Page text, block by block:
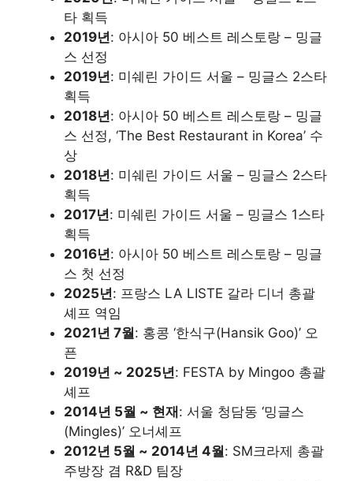
타 획득
2019년: 아시아 50 베스트 레스토랑 – 밍글
스 선정
2019년: 미쉐린 가이드 서울 – 밍글스 2스타
획득
2018년: 아시아 50 베스트 레스토랑 – 밍글
스 선정, ‘The Best Restaurant in Korea’ 수
상
2018년: 미쉐린 가이드 서울 – 밍글스 2스타
획득
2017년: 미쉐린 가이드 서울 – 밍글스 1스타
획득
2016년: 아시아 50 베스트 레스토랑 – 밍글
스 첫 선정
2025년: 프랑스 LA LISTE 갈라 디너 총괄
셰프 역임
2021년 7월: 홍콩 ‘한식구(Hansik Goo)’ 오
픈
2019년 ~ 2025년: FESTA by Mingoo 총괄
셰프
2014년 5월 ~ 현재: 서울 청담동 ‘밍글스
(Mingles)’ 오너셰프
2012년 5월 ~ 2014년 4월: SM크라제 총괄
주방장 겸 R&D 팀장